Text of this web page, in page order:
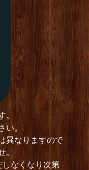
。
。
異なりますので
。
しなくなり次第